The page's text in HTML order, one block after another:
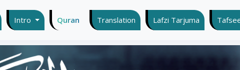
(current)
Intro Quran Translation Lafzi Tarjuma